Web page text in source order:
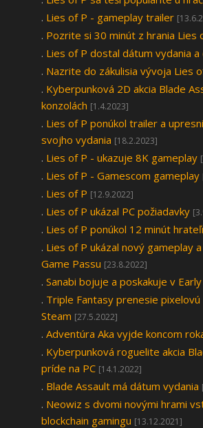
. Lies of P - gameplay trailer
. Pozrite si 30 minút z hrania Lies
. Lies of P dostal dátum vydania a
. Nazrite do zákulisia vývoja Lies
. Kyberpunková 2D akcia Blade
konzolách [1.4.2023]
. Lies of P ponúkol trailer a
svojho vydania [18.2.2023]
. Lies of P - ukazuje 8K gameplay
. Lies of P - Gamescom gameplay
. Lies of P [12.9.2022]
. Lies of P ukázal PC požiadavky
. Lies of P ponúkol 12 minút
. Lies of P ukázal nový gameplay
Game Passu [23.8.2022]
. Sanabi bojuje a poskakuje v
. Triple Fantasy prenesie pixelovú
Steam [27.5.2022]
. Adventúra Aka vyjde koncom
. Kyberpunková roguelite akcia
príde na PC [14.1.2022]
. Blade Assault má dátum vydania
. Neowiz s dvomi novými hrami
blockchain gamingu [13.12.2021]